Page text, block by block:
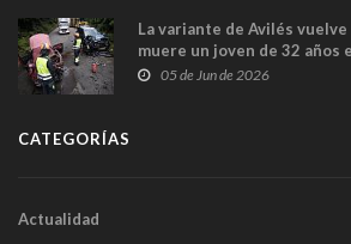
La variante de Avilés
muere un joven de 32 años
frontal
05 de Jun de 2026
CATEGORÍAS
Actualidad